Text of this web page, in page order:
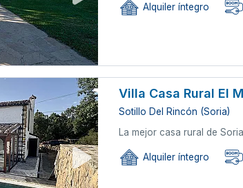
Alquiler íntegro
Villa Casa Rural El
Sotillo Del Rincón (Soria)
La mejor casa rural de
Alquiler íntegro